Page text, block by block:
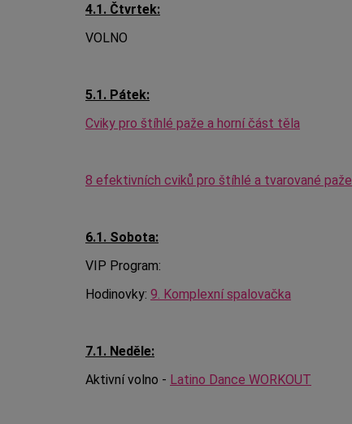
4.1. Čtvrtek:
VOLNO
5.1. Pátek:
Cviky pro štíhlé paže a horní část těla
8 efektivních cviků pro štíhlé a tvarované paže
6.1. Sobota:
VIP Program:
Hodinovky: 9. Komplexní spalovačka
7.1. Neděle:
Aktivní volno - Latino Dance WORKOUT